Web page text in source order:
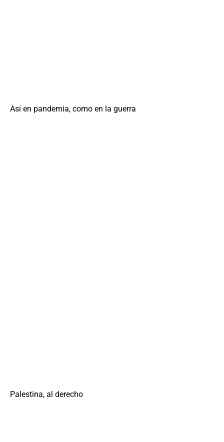
Así en pandemia, como en la guerra
Palestina, al derecho